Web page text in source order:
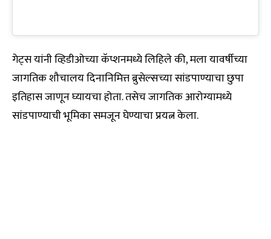
गेट्स यांनी व्हिडीओच्या कॅप्शनमध्ये लिहिले की, मला यावर्षीच्या
जागतिक शौचालय दिनानिमित्त ब्रुसेल्सच्या सांडपाण्याचा छुपा
इतिहास जाणून घ्यायचा होता. तसेच जागतिक आरोग्यामध्ये
सांडपाण्याची भूमिका समजून घेण्याचा प्रयत्न केला.